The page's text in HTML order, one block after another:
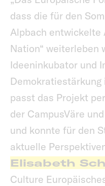
dass die für den
Alpbach entwickelte
Nation“ weiterleben
Ideeninkubator und
Demokratiestärkung
passt das Projekt
der CampusVäre
und konnte für den
aktuelle
Elisabeth
Culture